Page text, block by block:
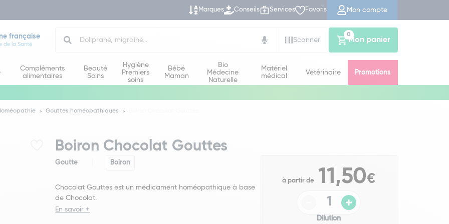
Marques Conseils Services Favoris Mon compte
française
de la Santé
Scanner
Mon panier
0
Compléments
alimentaires
Beauté
Soins
Hygiène
Premiers
soins
Bébé
Maman
Bio
Médecine
Naturelle
Matériel
médical
Vétérinaire Promotions
Gouttes homéopathiques
Boiron Chocolat Gouttes
Goutte Boiron
Chocolat Gouttes est un médicament homéopathique à base
de Chocolat.
En savoir +
à partir de 11,50€
Dilution